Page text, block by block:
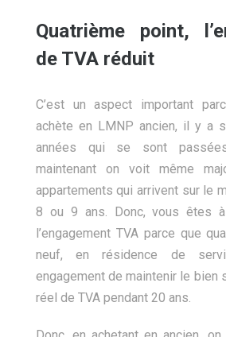
Quatrième point,
de TVA réduit
C’est un aspect important
achète en LMNP ancien, il y a
années qui se sont
maintenant on voit même
appartements qui arrivent sur le
8 ou 9 ans. Donc, vous êtes
l’engagement TVA parce que
neuf, en résidence de
engagement de maintenir le bien
réel de TVA pendant 20 ans.